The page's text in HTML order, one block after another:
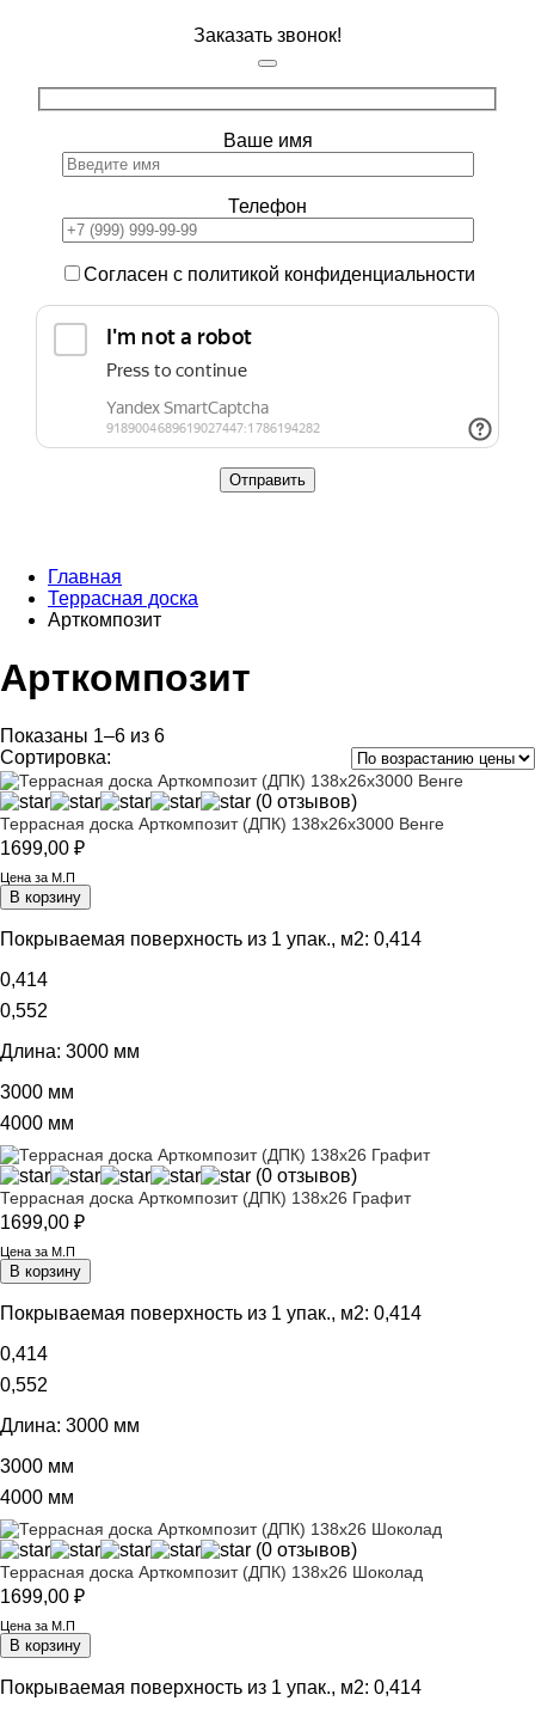
Заказать звонок!
Ваше имя
Телефон
Согласен с политикой конфиденциальности
Главная
Террасная доска
Арткомпозит
Арткомпозит
Показаны 1–6 из 6
Сортировка:
(0 отзывов)
Террасная доска Арткомпозит (ДПК) 138х26х3000 Венге
1699,00 ₽
Цена за М.П
В корзину
Покрываемая поверхность из 1 упак., м2: 0,414
0,414
0,552
Длина: 3000 мм
3000 мм
4000 мм
(0 отзывов)
Террасная доска Арткомпозит (ДПК) 138х26 Графит
1699,00 ₽
Цена за М.П
В корзину
Покрываемая поверхность из 1 упак., м2: 0,414
0,414
0,552
Длина: 3000 мм
3000 мм
4000 мм
(0 отзывов)
Террасная доска Арткомпозит (ДПК) 138х26 Шоколад
1699,00 ₽
Цена за М.П
В корзину
Покрываемая поверхность из 1 упак., м2: 0,414